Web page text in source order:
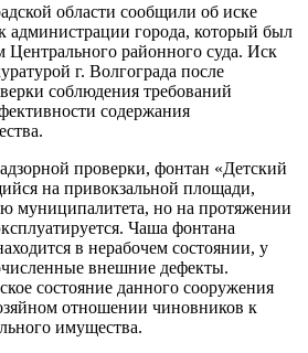
области сообщили об иске
администрации города, который был
Центрального районного суда. Иск
г. Волгограда после
соблюдения требований
содержания
проверки, фонтан «Детский
на привокзальной площади,
муниципалитета, но на протяжении
Чаша фонтана
в нерабочем состоянии, у
внешние дефекты.
состояние данного сооружения
отношении чиновников к
имущества.